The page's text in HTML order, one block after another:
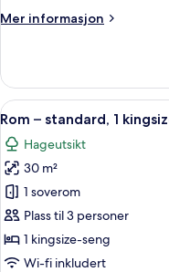
seng,
Mer informasjon
Mer
–
deluxe,
1
seng,
ved
havkanten
Åpne
alle
bildene
av
Rom
–
standard,
1
11
Rom – standard, 1
Hageutsikt
30 m²
1 soverom
Plass til 3 personer
1 kingsize-seng
Wi-fi inkludert